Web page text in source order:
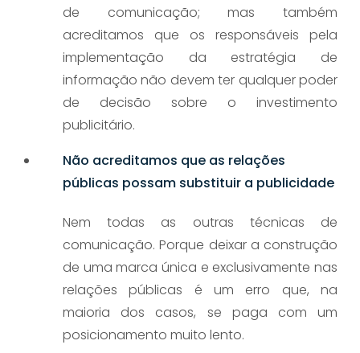
de comunicação; mas também
acreditamos que os responsáveis pela
implementação da estratégia de
informação não devem ter qualquer poder
de decisão sobre o investimento
publicitário.
Não acreditamos que as relações
públicas possam substituir a publicidade
Nem todas as outras técnicas de
comunicação. Porque deixar a construção
de uma marca única e exclusivamente nas
relações públicas é um erro que, na
maioria dos casos, se paga com um
posicionamento muito lento.